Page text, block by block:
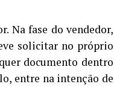
Na fase do vendedor,
solicitar no próprio
documento dentro
entre na intenção de